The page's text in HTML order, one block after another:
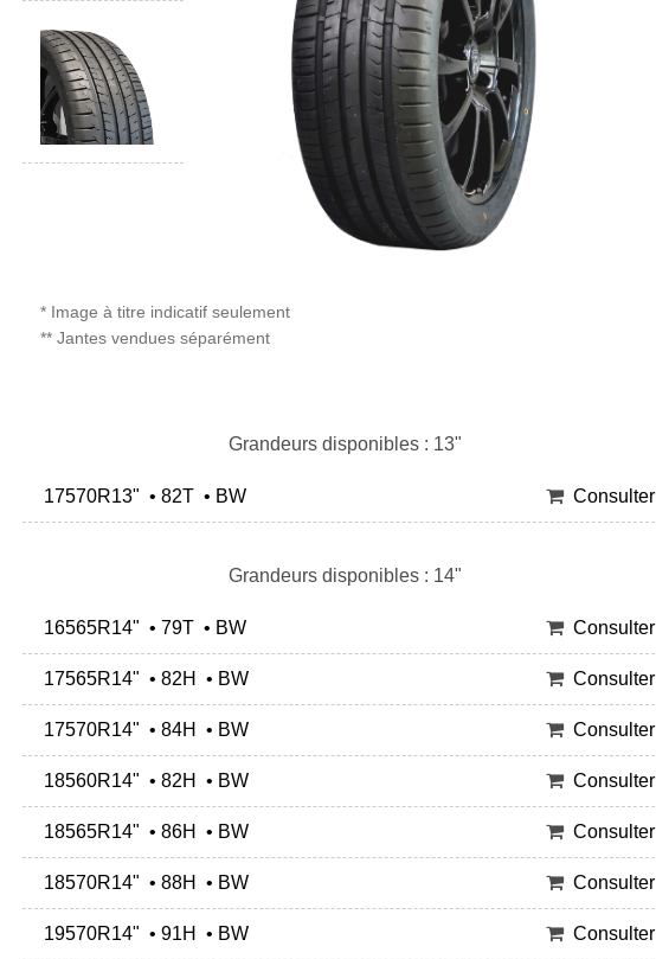
* Image à titre indicatif seulement
** Jantes vendues séparément
Grandeurs disponibles : 13"
17570R13" • 82T • BW Consulter
Grandeurs disponibles : 14"
16565R14" • 79T • BW Consulter
17565R14" • 82H • BW Consulter
17570R14" • 84H • BW Consulter
18560R14" • 82H • BW Consulter
18565R14" • 86H • BW Consulter
18570R14" • 88H • BW Consulter
19570R14" • 91H • BW Consulter